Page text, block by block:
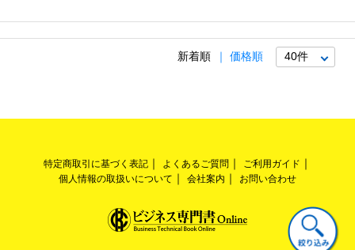
新着順 価格順
特定商取引に基づく表記 よくあるご質問
ご利用ガイド
個人情報の取扱いについて
会社案内 お問い合わせ